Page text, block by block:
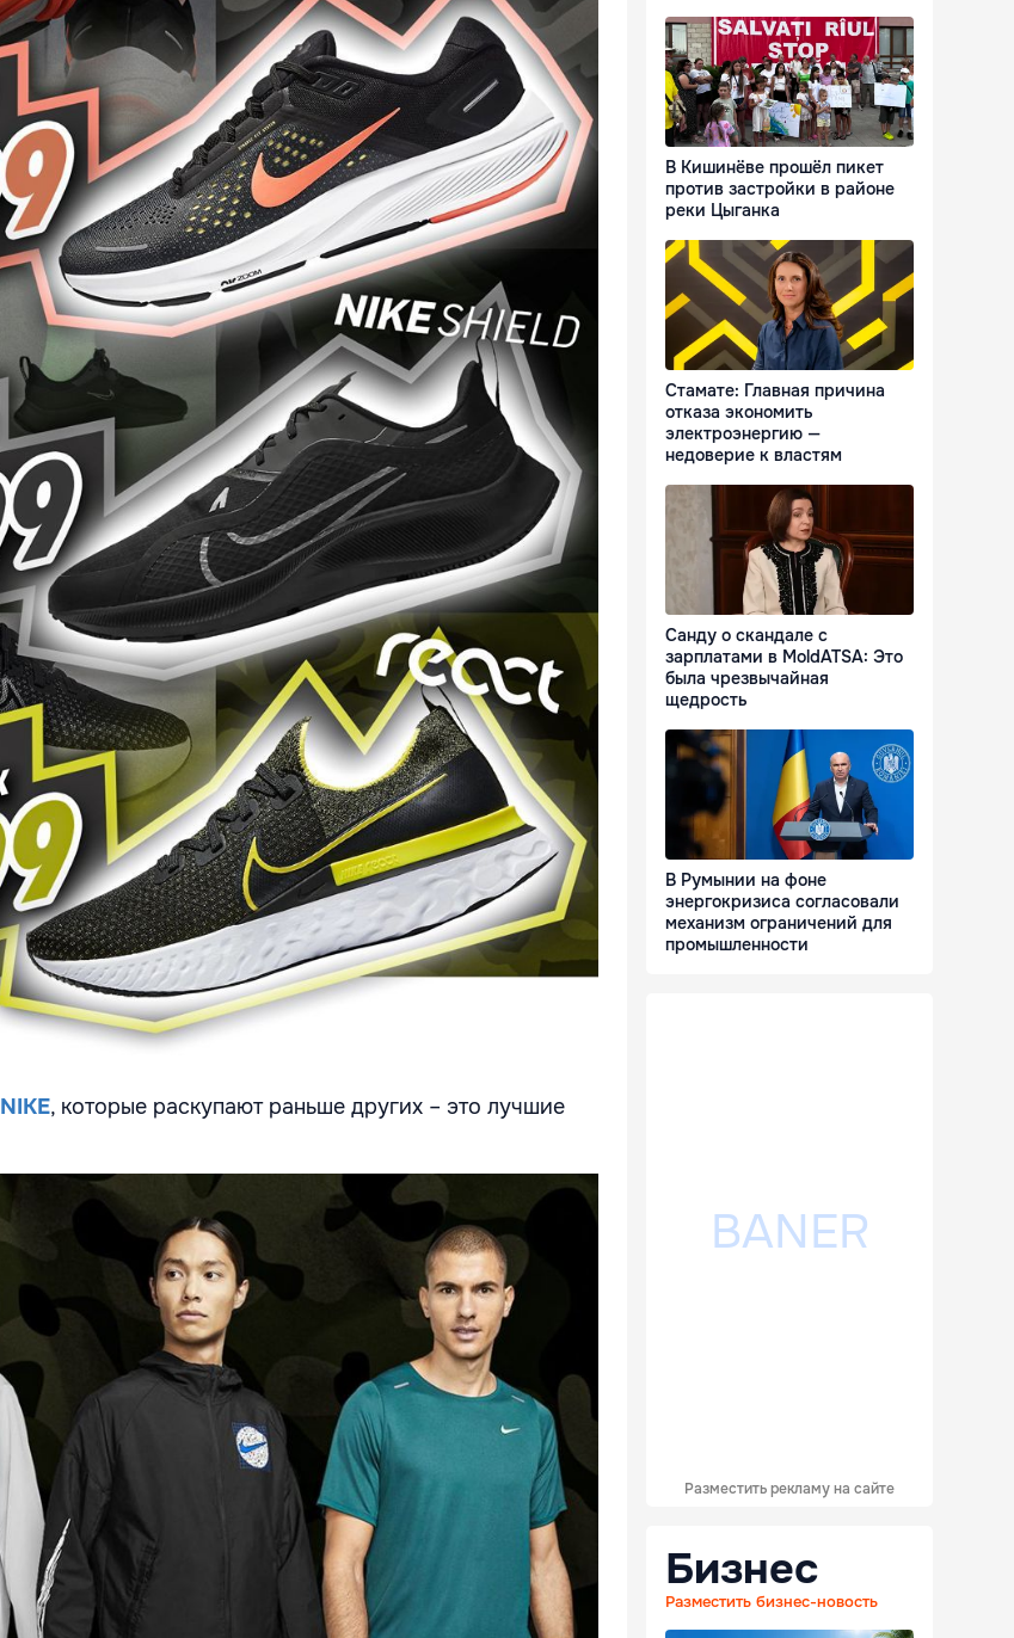
NIKE, которые раскупают раньше других – это лучшие
В Кишинёве прошёл пикет
против застройки в районе
реки Цыганка
Стамате: Главная причина
отказа экономить
электроэнергию —
недоверие к властям
Санду о скандале с
зарплатами в MoldATSA: Это
была чрезвычайная
щедрость
В Румынии на фоне
энергокризиса согласовали
механизм ограничений для
промышленности
Разместить рекламу на сайте
Бизнес
Разместить бизнес-новость